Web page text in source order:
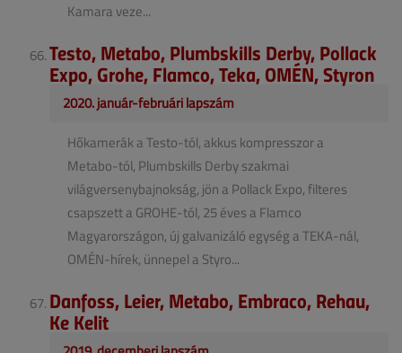
Kamara veze...
Testo, Metabo, Plumbskills Derby, Pollack
Expo, Grohe, Flamco, Teka, OMÉN, Styron
2020. január-februári lapszám
Hőkamerák a Testo-tól, akkus kompresszor a
Metabo-tól, Plumbskills Derby szakmai
világversenybajnokság, jön a Pollack Expo, filteres
csapszett a GROHE-tól, 25 éves a Flamco
Magyarországon, új galvanizáló egység a TEKA-nál,
OMÉN-hírek, ünnepel a Styro...
Danfoss, Leier, Metabo, Embraco, Rehau,
Ke Kelit